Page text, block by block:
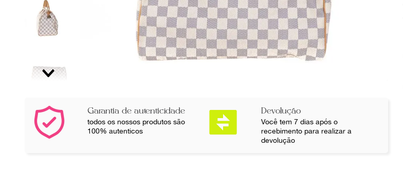
Garantia de autenticidade
todos os nossos produtos são
100% autenticos
Devolução
Você tem 7 dias após o
recebimento para realizar a
devolução